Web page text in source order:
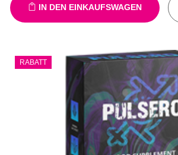
IN DEN EINKAUFSWAGEN
RABATT